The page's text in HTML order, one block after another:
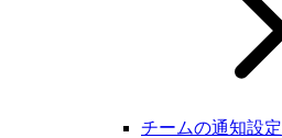
チームの通知設定